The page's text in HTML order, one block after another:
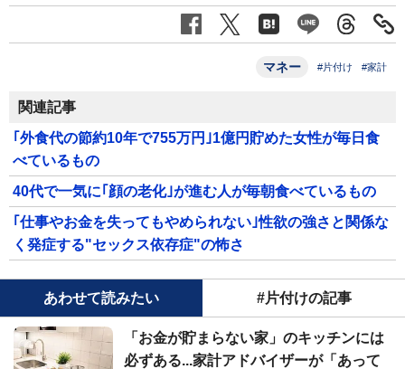
マネー #片付け #家計
関連記事
｢外食代の節約10年で755万円｣1億円貯めた女性が毎日食
べているもの
40代で一気に｢顔の老化｣が進む人が毎朝食べているもの
｢仕事やお金を失ってもやめられない｣性欲の強さと関係な
く発症する"セックス依存症"の怖さ
あわせて読みたい #片付けの記事
「お金が貯まらない家」のキッチンには
必ずある...家計アドバイザーが「あって